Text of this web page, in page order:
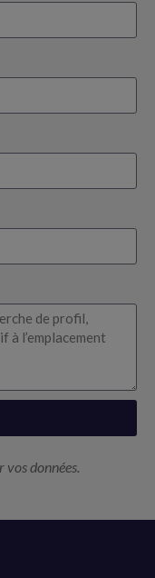
vos données.